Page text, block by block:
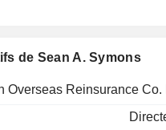
de Sean A. Symons
Début
Overseas Reinsurance Co.